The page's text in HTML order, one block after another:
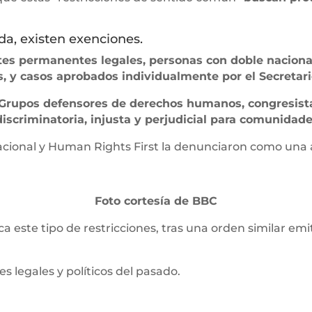
existen exenciones.
permanentes legales, personas con doble
y casos aprobados individualmente por el
defensores de derechos humanos,
injusta y perjudicial para
y Human Rights First la denunciaron como
Foto cortesía de BBC
este tipo de restricciones, tras una orden similar
legales y políticos del pasado.